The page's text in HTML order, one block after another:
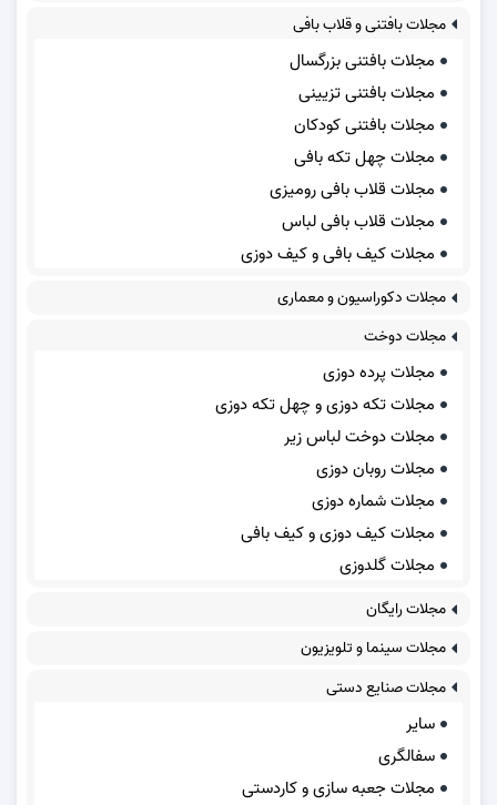
مجلات بافتنی و قلاب بافی
مجلات بافتنی بزرگسال
مجلات بافتنی تزیینی
مجلات بافتنی کودکان
مجلات چهل تکه بافی
مجلات قلاب بافی رومیزی
مجلات قلاب بافی لباس
مجلات کیف بافی و کیف دوزی
مجلات دکوراسیون و معماری
مجلات دوخت
مجلات پرده دوزی
مجلات تکه دوزی و چهل تکه دوزی
مجلات دوخت لباس زیر
مجلات روبان دوزی
مجلات شماره دوزی
مجلات کیف دوزی و کیف بافی
مجلات گلدوزی
مجلات رایگان
مجلات سینما و تلویزیون
مجلات صنایع دستی
سایر
سفالگری
مجلات جعبه سازی و کاردستی